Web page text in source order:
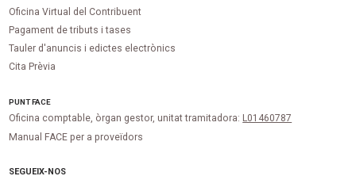
Oficina Virtual del Contribuent
Pagament de tributs i tases
Tauler d'anuncis i edictes electrònics
Cita Prèvia
PUNTFACE
Oficina comptable, òrgan gestor, unitat tramitadora: L01460787
Manual FACE per a proveïdors
SEGUEIX-NOS